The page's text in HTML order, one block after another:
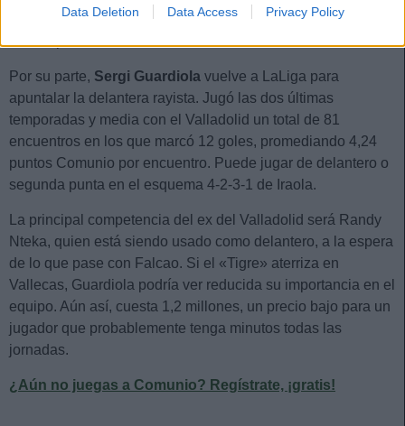
Data Deletion Data Access Privacy Policy
junto a Catena, desplazando a Saveljich al banquillo. Sale
Por su parte, Sergi Guardiola vuelve a LaLiga para
apuntalar la delantera rayista. Jugó las dos últimas
temporadas y media con el Valladolid un total de 81
encuentros en los que marcó 12 goles, promediando 4,24
puntos Comunio por encuentro. Puede jugar de delantero o
segunda punta en el esquema 4-2-3-1 de Iraola.
La principal competencia del ex del Valladolid será Randy
Nteka, quien está siendo usado como delantero, a la espera
de lo que pase con Falcao. Si el «Tigre» aterriza en
Vallecas, Guardiola podría ver reducida su importancia en el
equipo. Aún así, cuesta 1,2 millones, un precio bajo para un
jugador que probablemente tenga minutos todas las
jornadas.
¿Aún no juegas a Comunio? Regístrate, ¡gratis!